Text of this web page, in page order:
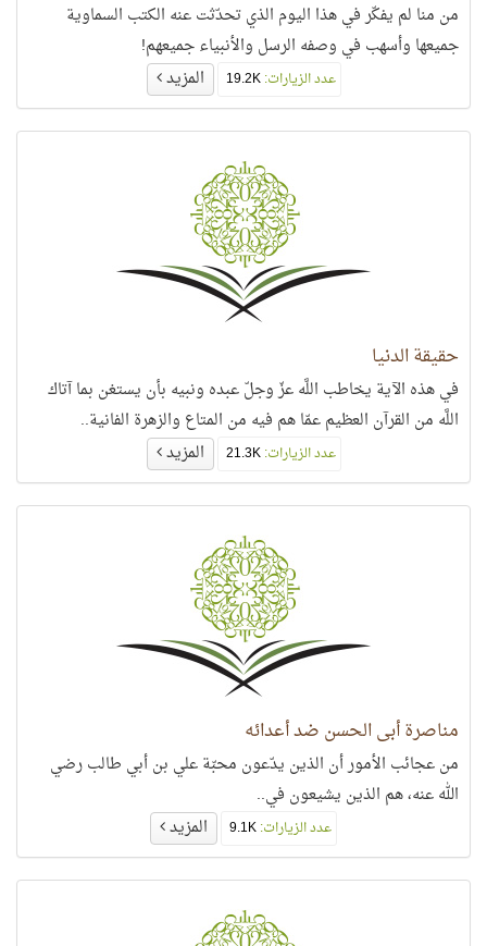
من منا لم يفكّر في هذا اليوم الذي تحدّثت عنه الكتب السماوية
جميعها وأسهب في وصفه الرسل والأنبياء جميعهم!
عدد الزيارات:19.2K المزيد
حقيقة الدنيا
في هذه الآية يخاطب اللَّه عزّ وجلّ عبده ونبيه بأن يستغن بما آتاك
اللَّه من القرآن العظيم عمّا هم فيه من المتاع والزهرة الفانية..
عدد الزيارات:21.3K المزيد
مناصرة أبي الحسن ضد أعدائه
من عجائب الأمور أن الذين يدّعون محبّة علي بن أبي طالب رضي
الله عنه، هم الذين يشيعون في..
عدد الزيارات: المزيد